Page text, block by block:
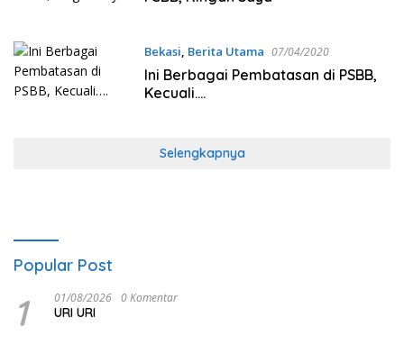
Bekasi, Berita Utama 07/04/2020
Ini Berbagai Pembatasan di PSBB,
Kecuali….
Selengkapnya
Popular Post
1 01/08/2026 0 Komentar
URI URI